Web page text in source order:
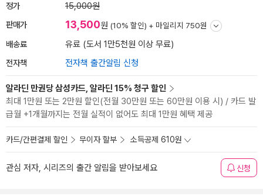
정가 15,000원
판매가 13,500원 (10% 할인) + 마일리지 750원
배송료 유료 (도서 1만5천원 이상 무료)
전자책 전자책 출간알림 신청
알라딘 만권당 삼성카드, 알라딘 15% 청구 할인
최대 1만원 또는 2만원 할인(전월 30만원 또는 60만원 이용 시) / 카드 발
급월 +1개월까지는 전월 실적이 없어도 최대 1만원 혜택 제공
카드/간편결제 할인 무이자 할부 소득공제 610원
관심 저자, 시리즈의 출간 알림을 받아보세요 신청